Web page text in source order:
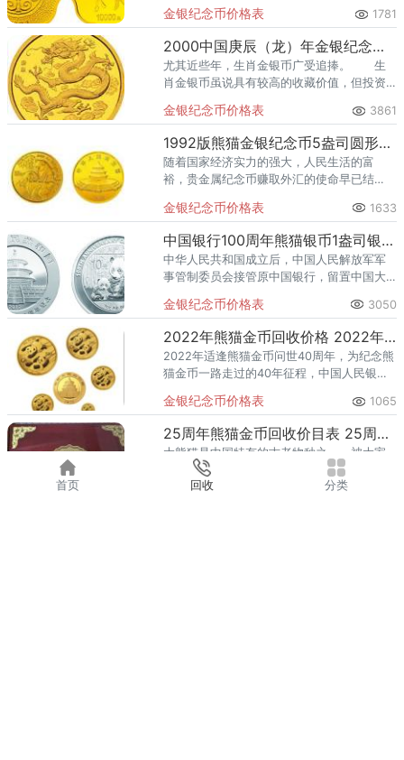
均为中华人民共和国法定货币。
金银纪念币价格表 1781
2000中国庚辰（龙）年金银纪念币5盎司长方形金质纪念币
尤其近些年，生肖金银币广受追捧。 生
肖金银币虽说具有较高的收藏价值，但投资
购买到假币。
金银纪念币价格表 3861
1992版熊猫金银纪念币5盎司圆形金质纪念币价格
随着国家经济实力的强大，人民生活的富
裕，贵金属纪念币赚取外汇的使命早已结
不断高涨，贵金属纪念币的发行已经从国外
转向了国内市场。
金银纪念币价格表 1633
中国银行100周年熊猫银币1盎司银币 价格
中华人民共和国成立后，中国人民解放军军
事管制委员会接管原中国银行，留置中国大
续以中国银行行名营业存续。
金银纪念币价格表 3050
2022年熊猫金币回收价格 2022年熊猫金币收藏价格
2022年适逢熊猫金币问世40周年，为纪念熊
猫金币一路走过的40年征程，中国人民银行
例发行，这套纪念币还被赋予了40周年纪念
的内涵，令这套
金银纪念币价格表 1065
25周年熊猫金币回收价目表 25周年熊猫金币收藏价值
大熊猫是中国特有的古老物种之一，被大家
称之为“国宝”，大熊猫在全球民众中“吸粉”无
数，就连周边产品也颇受青睐，每年发行的
首页 回收 分类